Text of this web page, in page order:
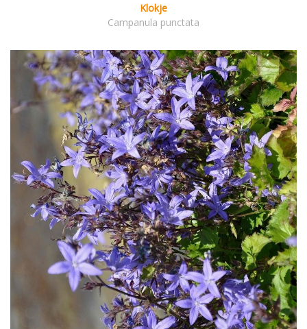
Klokje
Campanula punctata